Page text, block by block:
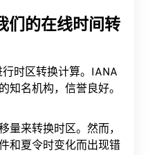
们的在线时间转
时区转换计算。IANA
知名机构，信誉良好。
量来转换时区。然而，
和夏令时变化而出现错